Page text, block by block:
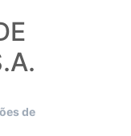
de